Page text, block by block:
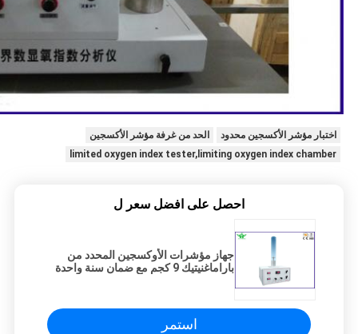
اختبار مؤشر الأكسجين محدود
الحد من غرفة مؤشر الأكسجين
limited oxygen index tester,limiting oxygen index chamber
احصل على افضل سعر ل
جهاز مؤشرات الأوكسجين المحدد من
باراماغنيتيك 9 كجم مع ضمان سنة واحدة
استمر